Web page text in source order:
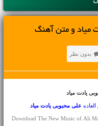
میاد و متن آهنگ
بدون نظر
یادت میاد
علی محبوبی یادت میاد
Download The New Music of Ali